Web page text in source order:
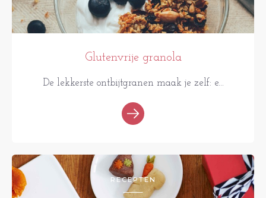
Glutenvrije granola
De lekkerste ontbijtgranen maak je zelf: e...
RECEPTEN